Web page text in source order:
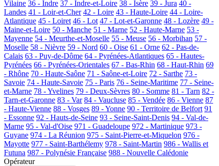
Vilaine 36 - Indre 37 - Indre-et-Loire 38 - Isère 39 - Jura 40 -
Landes 41 - Loir-et-Cher 42 - Loire 43 - Haute-Loire 44 - Loire-
Atlantique 45 - Loiret 46 - Lot 47 - Lot-et-Garonne 48 - Lozère 49 -
Maine-et-Loire 50 - Manche 51 - Marne 52 - Haute-Marne 53 -
Mayenne 54 - Meurthe-et-Moselle 55 - Meuse 56 - Morbihan 57 -
Moselle 58 - Nièvre 59 - Nord 60 - Oise 61 - Orne 62 - Pas-de-
Calais 63 - Puy-de-Dôme 64 - Pyrénées-Atlantiques 65 - Hautes-
Pyrénées 66 - Pyrénées-Orientales 67 - Bas-Rhin 68 - Haut-Rhin 69
- Rhône 70 - Haute-Saône 71 - Saône-et-Loire 72 - Sarthe 73 -
Savoie 74 - Haute-Savoie 75 - Paris 76 - Seine-Maritime 77 - Seine-
et-Marne 78 - Yvelines 79 - Deux-Sèvres 80 - Somme 81 - Tarn 82 -
Tarn-et-Garonne 83 - Var 84 - Vaucluse 85 - Vendée 86 - Vienne 87
- Haute-Vienne 88 - Vosges 89 - Yonne 90 - Territoire de Belfort 91
- Essonne 92 - Hauts-de-Seine 93 - Seine-Saint-Denis 94 - Val-de-
Marne 95 - Val-d'Oise 971 - Guadeloupe 972 - Martinique 973 -
Guyane 974 - La Réunion 975 - Saint-Pierre-et-Miquelon 976 -
Mayotte 977 - Saint-Barthélemy 978 - Saint-Martin 986 - Wallis et
Futuna 987 - Polynésie Française 988 - Nouvelle Calédonie
Opérateur